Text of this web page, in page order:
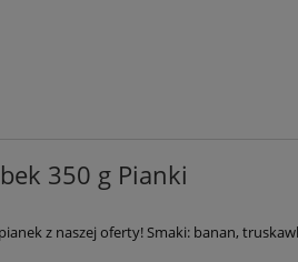
350 g Pianki
z naszej oferty! Smaki: banan,